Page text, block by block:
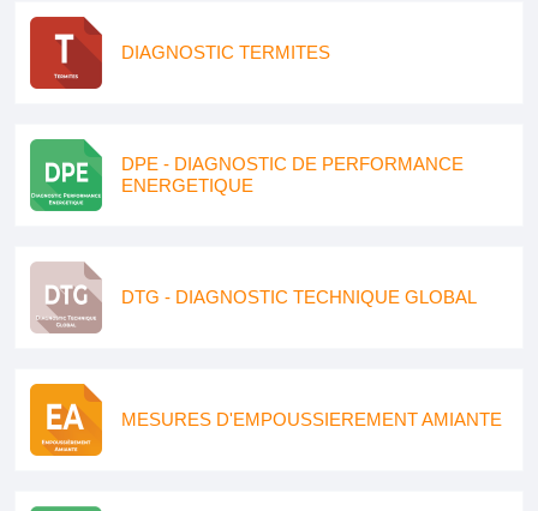
DIAGNOSTIC TERMITES
DPE - DIAGNOSTIC DE PERFORMANCE
ENERGETIQUE
DTG - DIAGNOSTIC TECHNIQUE GLOBAL
MESURES D'EMPOUSSIEREMENT AMIANTE